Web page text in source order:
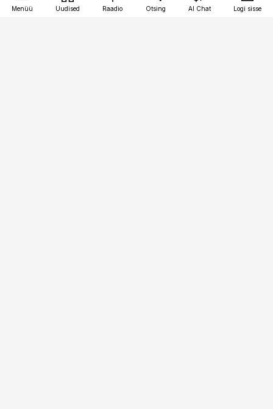
Menüü Uudised Raadio Otsing AI Chat Logi sisse